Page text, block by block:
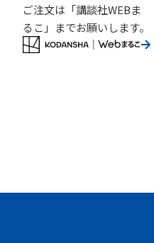
ご注文は「講談社WEBま
るこ」までお願いします。